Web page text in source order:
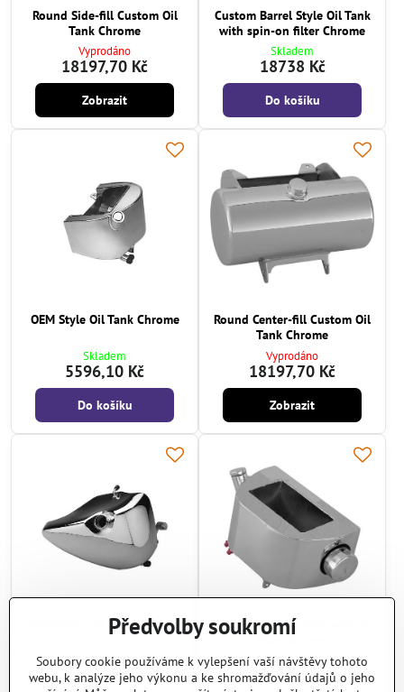
Round Side-fill Custom Oil
Tank Chrome
Vyprodáno
18197,70 Kč
Zobrazit
Custom Barrel Style Oil Tank
with spin-on filter Chrome
Skladem
18738 Kč
Do košíku
OEM Style Oil Tank Chrome
Skladem
5596,10 Kč
Do košíku
Round Center-fill Custom Oil
Tank Chrome
Vyprodáno
18197,70 Kč
Zobrazit
OEM-Style Oil Tank Chrome
Vyprodáno
5331,90 Kč
Custom Oil Tank with spin-on
filter Chrome
Vyprodáno
18250,60 Kč
Předvolby soukromí
Soubory cookie používáme k vylepšení vaší návštěvy tohoto
webu, k analýze jeho výkonu a ke shromažďování údajů o jeho